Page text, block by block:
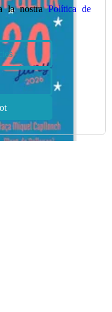
a la nostraPolítica de